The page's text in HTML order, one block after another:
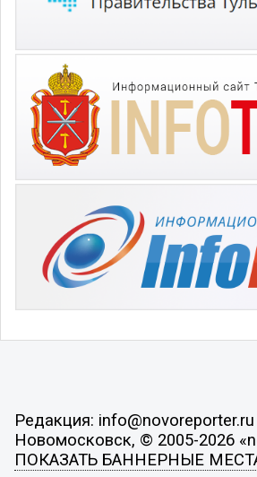
Редакция: info@novoreporter.ru
Новомосковск, © 2005-2026
ПОКАЗАТЬ БАННЕРНЫЕ